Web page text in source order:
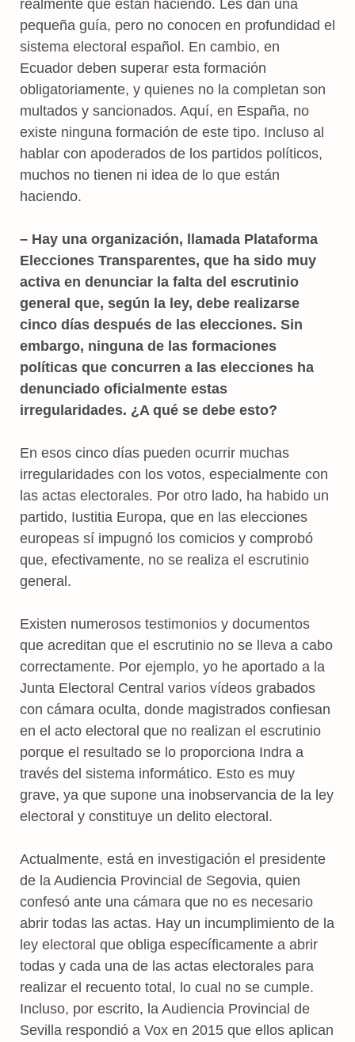
realmente qué están haciendo. Les dan una
pequeña guía, pero no conocen en profundidad el
sistema electoral español. En cambio, en
Ecuador deben superar esta formación
obligatoriamente, y quienes no la completan son
multados y sancionados. Aquí, en España, no
existe ninguna formación de este tipo. Incluso al
hablar con apoderados de los partidos políticos,
muchos no tienen ni idea de lo que están
haciendo.
– Hay una organización, llamada Plataforma
Elecciones Transparentes, que ha sido muy
activa en denunciar la falta del escrutinio
general que, según la ley, debe realizarse
cinco días después de las elecciones. Sin
embargo, ninguna de las formaciones
políticas que concurren a las elecciones ha
denunciado oficialmente estas
irregularidades. ¿A qué se debe esto?
En esos cinco días pueden ocurrir muchas
irregularidades con los votos, especialmente con
las actas electorales. Por otro lado, ha habido un
partido, Iustitia Europa, que en las elecciones
europeas sí impugnó los comicios y comprobó
que, efectivamente, no se realiza el escrutinio
general.
Existen numerosos testimonios y documentos
que acreditan que el escrutinio no se lleva a cabo
correctamente. Por ejemplo, yo he aportado a la
Junta Electoral Central varios vídeos grabados
con cámara oculta, donde magistrados confiesan
en el acto electoral que no realizan el escrutinio
porque el resultado se lo proporciona Indra a
través del sistema informático. Esto es muy
grave, ya que supone una inobservancia de la ley
electoral y constituye un delito electoral.
Actualmente, está en investigación el presidente
de la Audiencia Provincial de Segovia, quien
confesó ante una cámara que no es necesario
abrir todas las actas. Hay un incumplimiento de la
ley electoral que obliga específicamente a abrir
todas y cada una de las actas electorales para
realizar el recuento total, lo cual no se cumple.
Incluso, por escrito, la Audiencia Provincial de
Sevilla respondió a Vox en 2015 que ellos aplican